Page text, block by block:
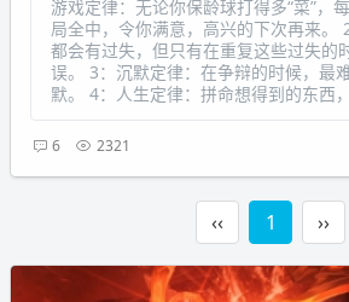
游戏定律：无论你保龄球打得多“菜”，
局全中，令你满意，高兴的下次再来。
都会有过失，但只有在重复这些过失的
误。 3：沉默定律：在争辩的时候，最
默。 4：人生定律：拼命想得到的东西
6 2321
‹‹ 1 ››